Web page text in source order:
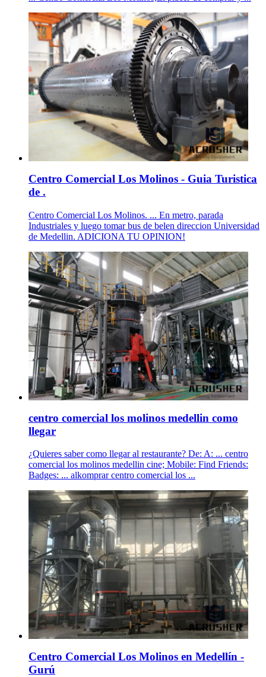
Centro Comercial Los Molinos - Guia Turistica
de .
Centro Comercial Los Molinos. ... En metro, parada
Industriales y luego tomar bus de belen direccion Universidad
de Medellin. ADICIONA TU OPINION!
centro comercial los molinos medellin como
llegar
¿Quieres saber como llegar al restaurante? De: A: ... centro
comercial los molinos medellin cine; Mobile: Find Friends:
Badges: ... alkomprar centro comercial los ...
Centro Comercial Los Molinos en Medellín -
Gurú